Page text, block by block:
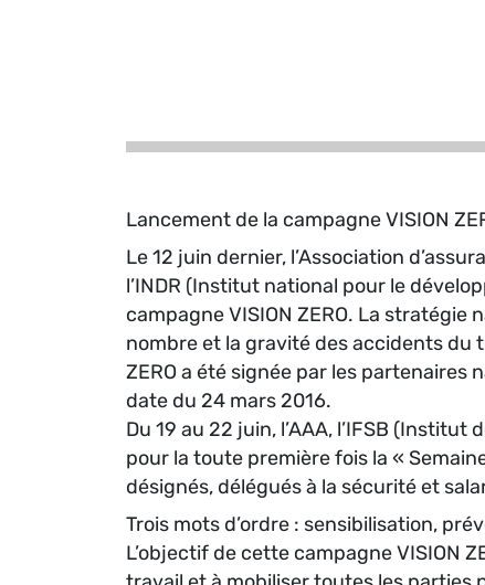
Lancement de la campagne VISION
Le 12 juin dernier, l’Association
l’INDR (Institut national pour le
campagne VISION ZERO. La stratégie
nombre et la gravité des accidents du
ZERO a été signée par les partenaires
date du 24 mars 2016.
Du 19 au 22 juin, l’AAA, l’IFSB
pour la toute première fois la «
désignés, délégués à la sécurité et
Trois mots d’ordre : sensibilisation,
L’objectif de cette campagne VISION